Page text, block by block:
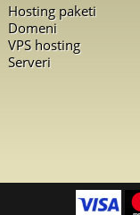
Hosting paketi
Domeni
VPS hosting
Serveri